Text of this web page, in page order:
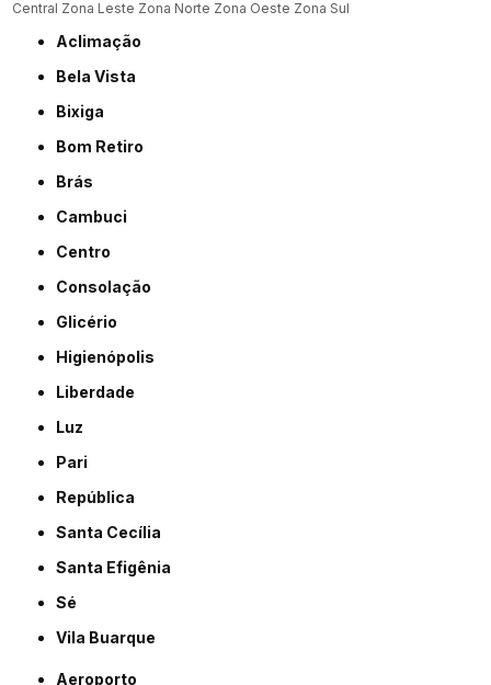
Central Zona Leste Zona Norte Zona Oeste Zona Sul
Aclimação
Bela Vista
Bixiga
Bom Retiro
Brás
Cambuci
Centro
Consolação
Glicério
Higienópolis
Liberdade
Luz
Pari
República
Santa Cecília
Santa Efigênia
Sé
Vila Buarque
Aeroporto